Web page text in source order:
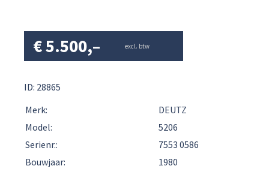
€5.500,– excl. btw
ID: 28865
Merk:
DEUTZ
Model:
5206
Serienr.:
7553 0586
Bouwjaar:
1980